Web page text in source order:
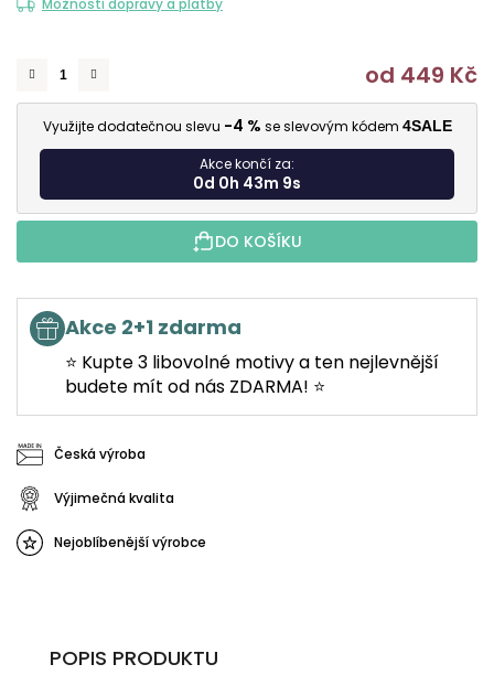
Možnosti dopravy a platby
od 449 Kč
Využijte dodatečnou slevu -4 % se slevovým kódem 4SALE
Akce končí za:
0d 0h 43m 8s
DO KOŠÍKU
Akce 2+1 zdarma
⭐ Kupte 3 libovolné motivy a ten nejlevnější
budete mít od nás ZDARMA! ⭐
Česká výroba
Výjimečná kvalita
Nejoblíbenější výrobce
POPIS PRODUKTU